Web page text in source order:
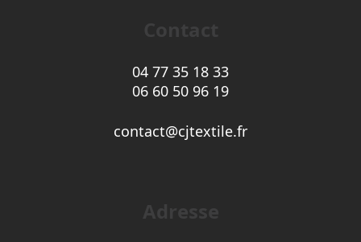
04 77 35 18 33
06 60 50 96 19
contact@cjtextile.fr